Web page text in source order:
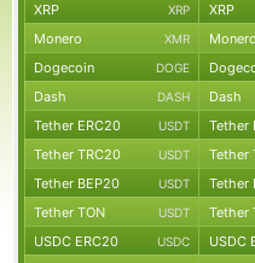
XRP XRP XRP
Monero XMR Monero
Dogecoin DOGE
Dash DASH Dash
Tether ERC20 USDT Tether
Tether TRC20 USDT Tether
Tether BEP20 USDT Tether
Tether TON USDT Tether
USDC ERC20 USDC USDC